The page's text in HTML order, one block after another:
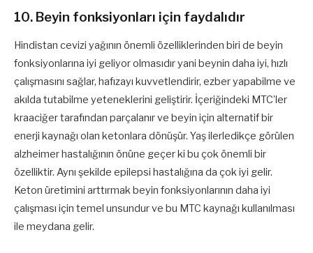
10. Beyin fonksiyonları için faydalıdır
Hindistan cevizi yağının önemli özelliklerinden biri de beyin
fonksiyonlarına iyi geliyor olmasıdır yani beynin daha iyi, hızlı
çalışmasını sağlar, hafızayı kuvvetlendirir, ezber yapabilme ve
akılda tutabilme yeteneklerini geliştirir. İçeriğindeki MTC’ler
kraaciğer tarafından parçalanır ve beyin için alternatif bir
enerji kaynağı olan ketonlara dönüşür. Yaş ilerledikçe görülen
alzheimer hastalığının önüne geçer ki bu çok önemli bir
özelliktir. Aynı şekilde epilepsi hastalığına da çok iyi gelir.
Keton üretimini arttırmak beyin fonksiyonlarının daha iyi
çalışması için temel unsundur ve bu MTC kaynağı kullanılması
ile meydana gelir.